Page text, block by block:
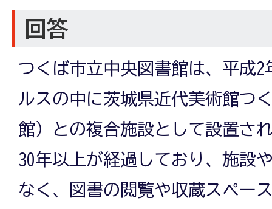
回答
つくば市立中央図書館は、平成
ルスの中に茨城県近代美術館つ
館）との複合施設として設置さ
30年以上が経過しており、施設
なく、図書の閲覧や収蔵スペー